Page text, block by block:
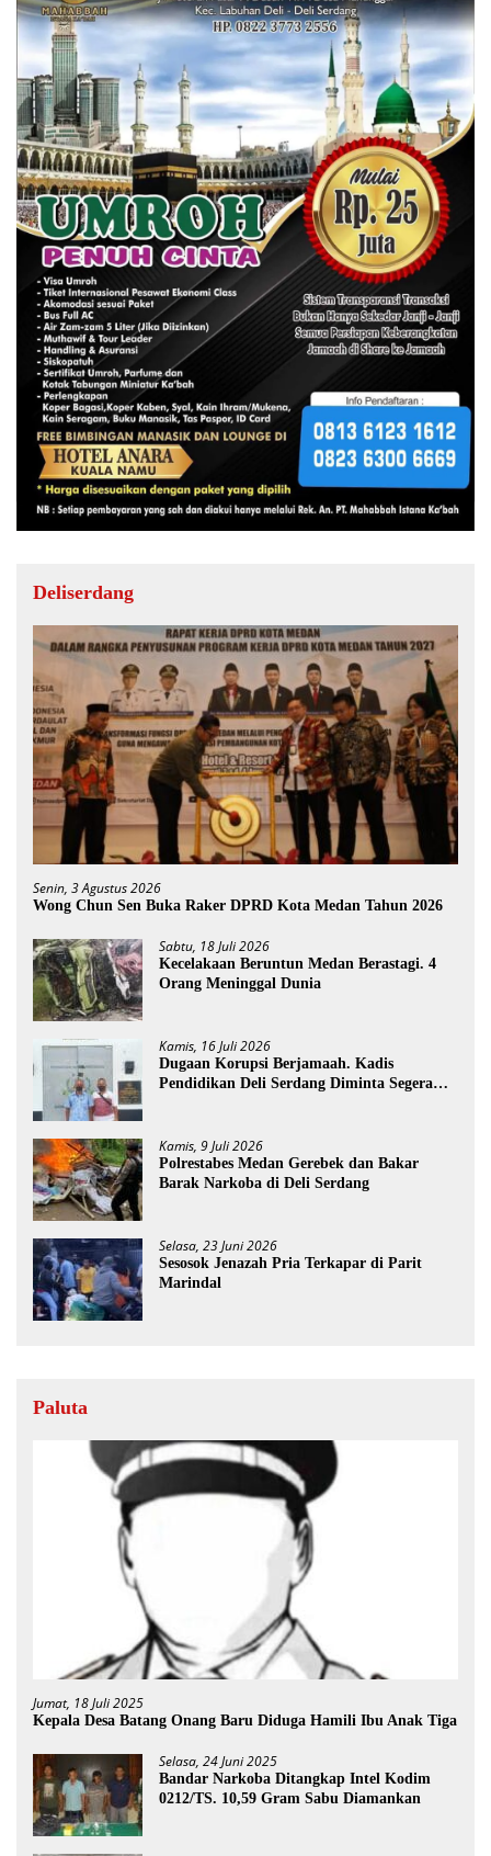
Deliserdang
Senin, 3 Agustus 2026
Wong Chun Sen Buka Raker DPRD Kota Medan Tahun 2026
Sabtu, 18 Juli 2026
Kecelakaan Beruntun Medan Berastagi. 4
Orang Meninggal Dunia
Kamis, 16 Juli 2026
Dugaan Korupsi Berjamaah. Kadis
Pendidikan Deli Serdang Diminta Segera
Kamis, 9 Juli 2026
Polrestabes Medan Gerebek dan Bakar
Barak Narkoba di Deli Serdang
Selasa, 23 Juni 2026
Sesosok Jenazah Pria Terkapar di Parit
Marindal
Paluta
Jumat, 18 Juli 2025
Kepala Desa Batang Onang Baru Diduga Hamili Ibu Anak Tiga
Selasa, 24 Juni 2025
Bandar Narkoba Ditangkap Intel Kodim
0212/TS. 10,59 Gram Sabu Diamankan